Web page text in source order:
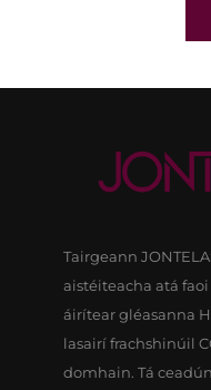
Tairgeann
aistéiteacha atá
áirítear gléasanna
lasairí frachshinúil
domhain. Tá